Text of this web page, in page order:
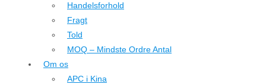
Handelsforhold
Fragt
Told
MOQ – Mindste Ordre Antal
Om os
APC i Kina